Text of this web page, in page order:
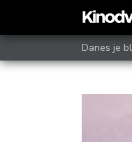
Danes je